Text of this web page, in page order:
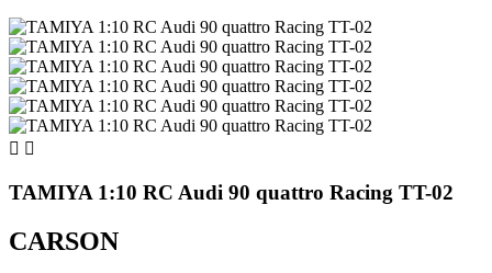
 
TAMIYA 1:10 RC Audi 90 quattro Racing TT-02
CARSON